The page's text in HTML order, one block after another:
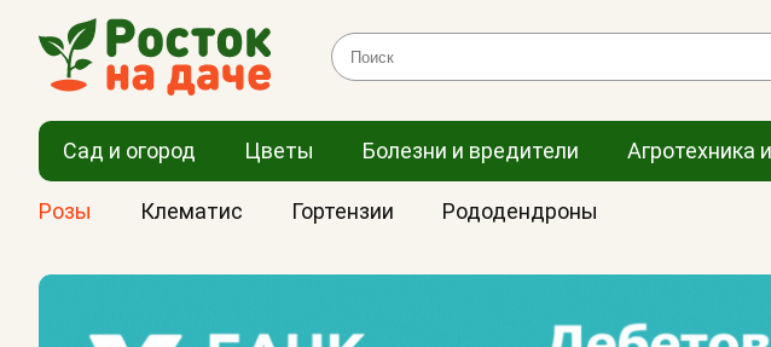
Сад и огород Цветы Болезни и вредители Агротехника
Розы Клематис Гортензии Рододендроны